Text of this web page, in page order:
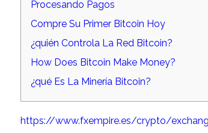
Procesando Pagos
Compre Su Primer Bitcoin Hoy
¿quién Controla La Red Bitcoin?
How Does Bitcoin Make Money?
¿qué Es La Minería Bitcoin?
https://www.fxempire.es/crypto/